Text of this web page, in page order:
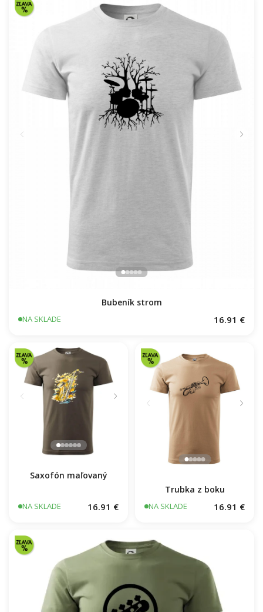
Bubeník strom
NA SKLADE 16.91 €
Saxofón maľovaný
NA SKLADE 16.91 €
Trubka z boku
NA SKLADE 16.91 €